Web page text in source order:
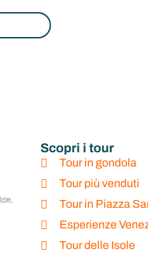
Scopri i tour
Tour in gondola
Tour più venduti
Tour in Piazza
Esperienze
Tour delle Isole